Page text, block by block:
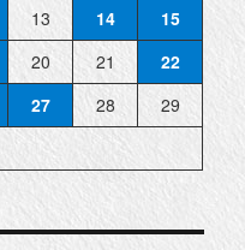
13 14
15
20 21
22
27 28
29